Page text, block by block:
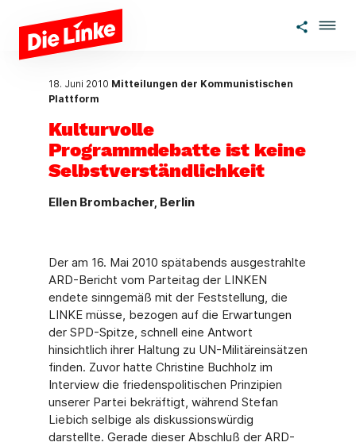
Zum Hauptinhalt springen
18. Juni 2010 Mitteilungen der Kommunistischen
Plattform
Kulturvolle
Programmdebatte ist keine
Selbstverständlichkeit
Ellen Brombacher, Berlin
Der am 16. Mai 2010 spätabends ausgestrahlte
ARD-Bericht vom Parteitag der LINKEN
endete sinngemäß mit der Feststellung, die
LINKE müsse, bezogen auf die Erwartungen
der SPD-Spitze, schnell eine Antwort
hinsichtlich ihrer Haltung zu UN-Militäreinsätzen
finden. Zuvor hatte Christine Buchholz im
Interview die friedenspolitischen Prinzipien
unserer Partei bekräftigt, während Stefan
Liebich selbige als diskussionswürdig
darstellte. Gerade dieser Abschluß der ARD-